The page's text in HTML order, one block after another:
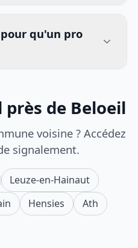
qu'un pro
de Beloeil
voisine ? Accédez
signalement.
Leuze-en-Hainaut
Hensies
Ath